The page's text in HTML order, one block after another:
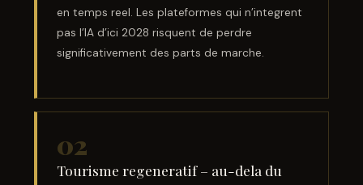
en temps reel. Les plateformes qui n’integrent
pas l’IA d’ici 2028 risquent de perdre
significativement des parts de marche.
02
Tourisme regeneratif – au-dela du